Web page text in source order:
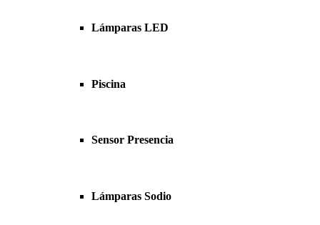
Lámparas LED
Piscina
Sensor Presencia
Lámparas Sodio